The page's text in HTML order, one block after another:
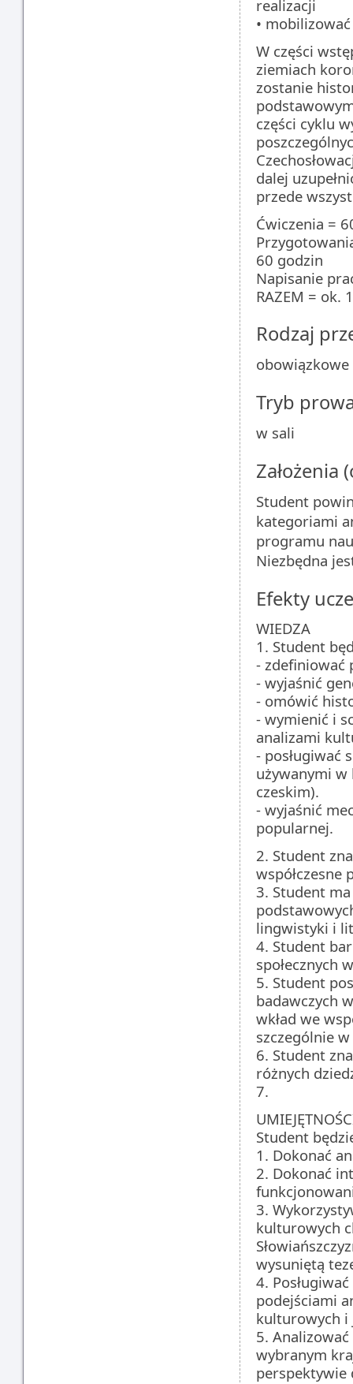
realizacji
•
W części
ziemiach
zostanie
części cyklu
dalej
przede
Ćwiczenia =
60 godzin
Napisanie
RAZEM = ok.
Rodzaj
obowiązkowe
Tryb
w sali
Założenia
Student
kategoriami
programu
Niezbędna
Efekty
WIEDZA
1. Student
- zdefiniować
- wyjaśnić
- omówić
- wymienić i
analizami
- posługiwać
używanymi
czeskim).
- wyjaśnić
popularnej.
2. Student
współczesne
3. Student
lingwistyki i
4. Student
społecznych
5. Student
badawczych
wkład we
szczególnie
6. Student
różnych
7.
Student
1. Dokonać
2. Dokonać
3.
kulturowych
wysuniętą
4.
podejściami
kulturowych i
5.
wybranym
perspektywie